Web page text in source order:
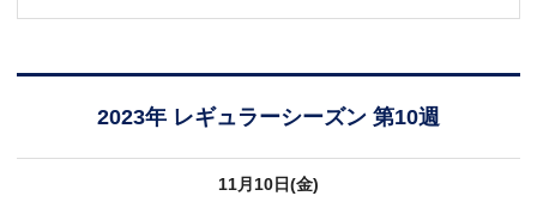
2023年 レギュラーシーズン 第10週
11月10日(金)